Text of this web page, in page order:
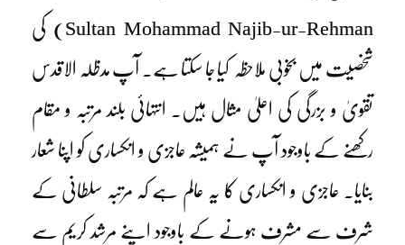
Sultan Mohammad Najib-ur-Rehman) کی
شخصیت میں بخوبی ملاحظہ کیا جا سکتا ہے۔ آپ مدظلہ الاقدس
تقویٰ و بزرگی کی اعلیٰ مثال ہیں۔ انتہائی بلند مرتبہ و مقام
رکھنے کے باوجود آپ نے ہمیشہ عاجزی و انکساری کو اپنا شعار
بنایا۔ عاجزی و انکساری کا یہ عالم ہے کہ مرتبہ سلطانی کے
شرف سے مشرف ہونے کے باوجود اپنے مرشد کریم سے